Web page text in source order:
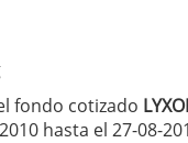
fondo cotizado
hasta el 27-08-